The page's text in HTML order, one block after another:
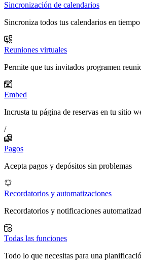
Sincronización de calendarios
Sincroniza todos tus calendarios en tiempo
Reuniones virtuales
Permite que tus invitados programen
Embed
Incrusta tu página de reservas en tu sitio
/
Pagos
Acepta pagos y depósitos sin problemas
Recordatorios y automatizaciones
Recordatorios y notificaciones
Todas las funciones
Todo lo que necesitas para una